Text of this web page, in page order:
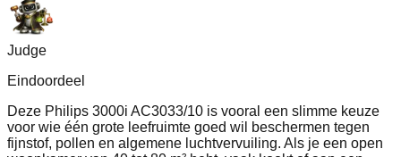
Judge
Eindoordeel
Deze Philips 3000i AC3033/10 is vooral een slimme keuze
voor wie één grote leefruimte goed wil beschermen tegen
fijnstof, pollen en algemene luchtvervuiling. Als je een open